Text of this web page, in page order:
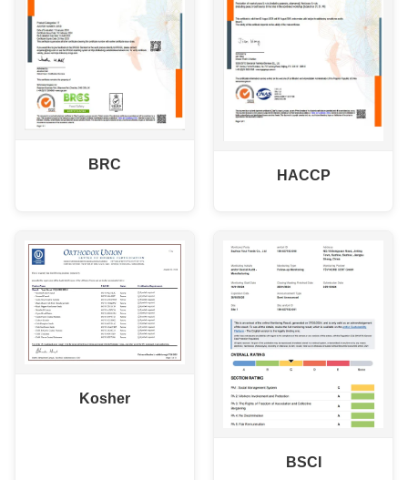
BRC
HACCP
Kosher
BSCI